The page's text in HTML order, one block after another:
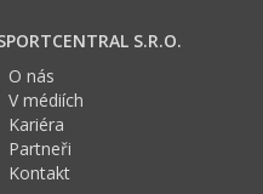
S.R.O.
O nás
V médiích
Kariéra
Partneři
Kontakt